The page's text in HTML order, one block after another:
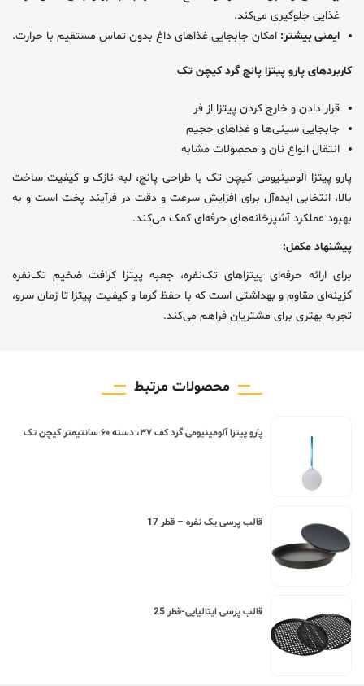
غذایی جلوگیری می‌کند.
ایمنی بیشتر: امکان جابجایی غذاهای داغ بدون تماس مستقیم با حرارت.
کاربردهای پارو پیتزا پانچ گرد کیچن تک
قرار دادن و خارج کردن پیتزا از فر
جابجایی سینی‌ها و غذاهای حجیم
انتقال انواع نان و محصولات مشابه
پارو پیتزا آلومینیومی کیچن تک با طراحی پانچ، لبه نازک و کیفیت ساخت
بالا، انتخابی ایده‌آل برای افزایش سرعت و دقت در فرآیند پخت است و به
بهبود عملکرد آشپزخانه‌های حرفه‌ای کمک می‌کند.
پیشنهاد مکمل:
برای ارائه حرفه‌ای پیتزاهای تک‌نفره، جعبه پیتزا کرافت ضخیم تک‌نفره
گزینه‌ای مقاوم و بهداشتی است که با حفظ گرما و کیفیت پیتزا تا زمان سرو،
تجربه بهتری برای مشتریان فراهم می‌کند.
محصولات مرتبط
پارو پیتزا آلومینیومی گرد کف ۳۷، دسته ۶۰ سانتیمتر کیچن تک
قالب پرسی یک نفره – قطر 17
قالب پرسی ایتالیایی-قطر 25